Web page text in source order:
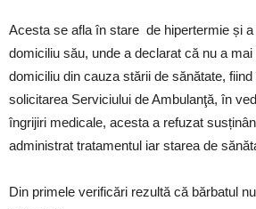
Acesta se afla în stare de hipertermie și
domiciliu său, unde a declarat că nu a
domiciliu din cauza stării de sănătate,
solicitarea Serviciului de Ambulanţă, în
îngrijiri medicale, acesta a refuzat
administrat tratamentul iar starea de
Din primele verificări rezultă că bărbatul